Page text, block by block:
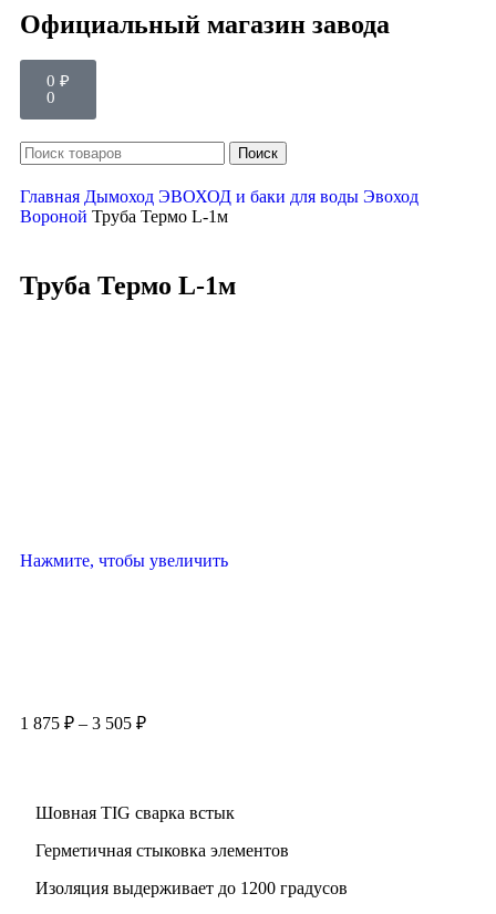
Официальный магазин завода
0 ₽
0
Поиск
Главная Дымоход ЭВОХОД и баки для воды Эвоход
Вороной Труба Термо L-1м
Труба Термо L-1м
Нажмите, чтобы увеличить
1 875 ₽ – 3 505 ₽
Шовная TIG сварка встык
Герметичная стыковка элементов
Изоляция выдерживает до 1200 градусов